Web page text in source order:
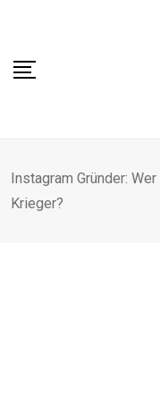
content
Instagram Gründer:
Krieger?